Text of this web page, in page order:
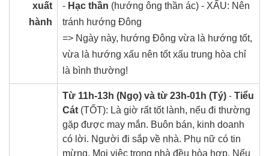
xuất
hành
- Hạc thần (hướng ông thần ác) - XẤU: Nên
tránh hướng Đông
=> Ngày này, hướng Đông vừa là hướng tốt,
vừa là hướng xấu nên tốt xấu trung hòa chỉ
là bình thường!
Từ 11h-13h (Ngọ) và từ 23h-01h (Tý) - Tiểu
Cát (TỐT): Là giờ rất tốt lành, nếu đi thường
gặp được may mắn. Buôn bán, kinh doanh
có lời. Người đi sắp về nhà. Phụ nữ có tin
mừng. Mọi việc trong nhà đều hòa hợp. Nếu